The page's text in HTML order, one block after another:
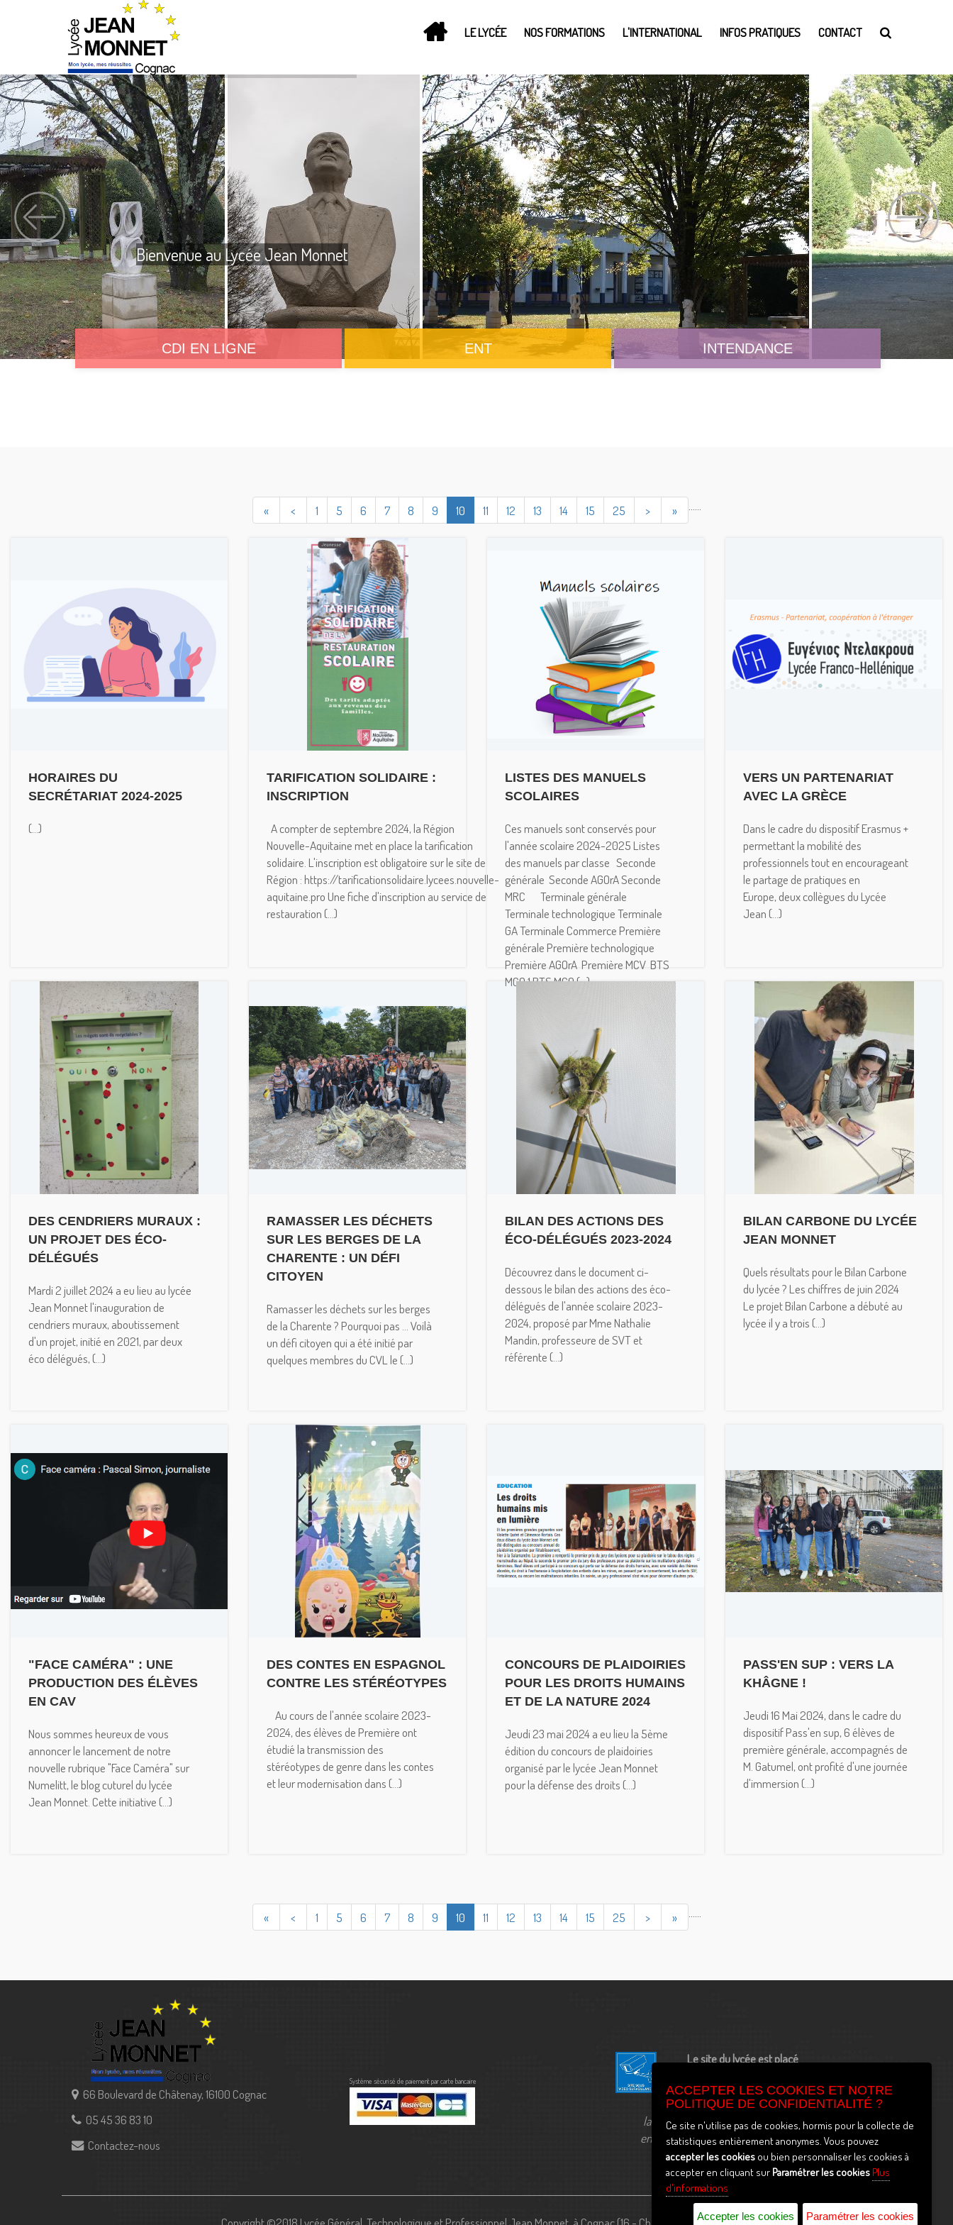
LE LYCÉE NOS FORMATIONS L'INTERNATIONAL INFOS PRATIQUES CONTACT
Bienvenue au Lycée Jean Monnet
CDI EN LIGNE ENT INTENDANCE
« < 1 5 6 7 8 9 10 11 12 13 14 15 25 > »
HORAIRES DU
SECRÉTARIAT 2024-2025
(...)
TARIFICATION SOLIDAIRE :
INSCRIPTION
A compter de septembre 2024, la Région
Nouvelle-Aquitaine met en place la tarification
solidaire. L'inscription est obligatoire sur le site de
Région : https://tarificationsolidaire.lycees.nouvelle-
aquitaine.pro Une fiche d'inscription au service de
restauration (...)
LISTES DES MANUELS
SCOLAIRES
Ces manuels sont conservés pour
l'année scolaire 2024-2025 Listes
des manuels par classe Seconde
générale Seconde AGOrA Seconde
MRC Terminale générale
Terminale technologique Terminale
GA Terminale Commerce Première
générale Première technologique
Première AGOrA Première MCV BTS
MCO 1 BTS MCO (...)
VERS UN PARTENARIAT
AVEC LA GRÈCE
Dans le cadre du dispositif Erasmus +
permettant la mobilité des
professionnels tout en encourageant
le partage de pratiques en
Europe, deux collègues du Lycée
Jean (...)
DES CENDRIERS MURAUX :
UN PROJET DES ÉCO-
DÉLÉGUÉS
Mardi 2 juillet 2024 a eu lieu au lycée
Jean Monnet l'inauguration de
cendriers muraux, aboutissement
d'un projet, initié en 2021, par deux
éco délégués, (...)
RAMASSER LES DÉCHETS
SUR LES BERGES DE LA
CHARENTE : UN DÉFI
CITOYEN
Ramasser les déchets sur les berges
de la Charente ? Pourquoi pas … Voilà
un défi citoyen qui a été initié par
quelques membres du CVL le (...)
BILAN DES ACTIONS DES
ÉCO-DÉLÉGUÉS 2023-2024
Découvrez dans le document ci-
dessous le bilan des actions des éco-
délégués de l'année scolaire 2023-
2024, proposé par Mme Nathalie
Mandin, professeure de SVT et
référente (...)
BILAN CARBONE DU LYCÉE
JEAN MONNET
Quels résultats pour le Bilan Carbone
du lycée ? Les chiffres de juin 2024
Le projet Bilan Carbone a débuté au
lycée il y a trois (...)
"FACE CAMÉRA" : UNE
PRODUCTION DES ÉLÈVES
EN CAV
Nous sommes heureux de vous
annoncer le lancement de notre
nouvelle rubrique "Face Caméra" sur
Numelitt, le blog cuturel du lycée
Jean Monnet. Cette initiative (...)
DES CONTES EN ESPAGNOL
CONTRE LES STÉRÉOTYPES
Au cours de l'année scolaire 2023-
2024, des élèves de Première ont
étudié la transmission des
stéréotypes de genre dans les contes
et leur modernisation dans (...)
CONCOURS DE PLAIDOIRIES
POUR LES DROITS HUMAINS
ET DE LA NATURE 2024
Jeudi 23 mai 2024 a eu lieu la 5ème
édition du concours de plaidoiries
organisé par le lycée Jean Monnet
pour la défense des droits (...)
PASS'EN SUP : VERS LA
KHÂGNE !
Jeudi 16 Mai 2024, dans le cadre du
dispositif Pass'en sup, 6 élèves de
première générale, accompagnés de
M. Gatumel, ont profité d'une journée
d'immersion (...)
« < 1 5 6 7 8 9 10 11 12 13 14 15 25 > »
66 Boulevard de Châtenay, 16100 Cognac
05 45 36 83 10
Contactez-nous
Système sécurisé de paiement par carte bancaire
Le site du lycée est placé
sous vidéo surveillance
la déclaration à la CNIL est
enregistrée sous le numéro
2037718v0
ACCEPTER LES COOKIES ET NOTRE
POLITIQUE DE CONFIDENTIALITÉ ?
Ce site n'utilise pas de cookies, hormis pour la collecte de
statistiques entièrement anonymes. Vous pouvez
accepter les cookies ou bien personnaliser les cookies à
accepter en cliquant sur Paramétrer les cookies Plus
d'informations
Accepter les cookies Paramétrer les cookies